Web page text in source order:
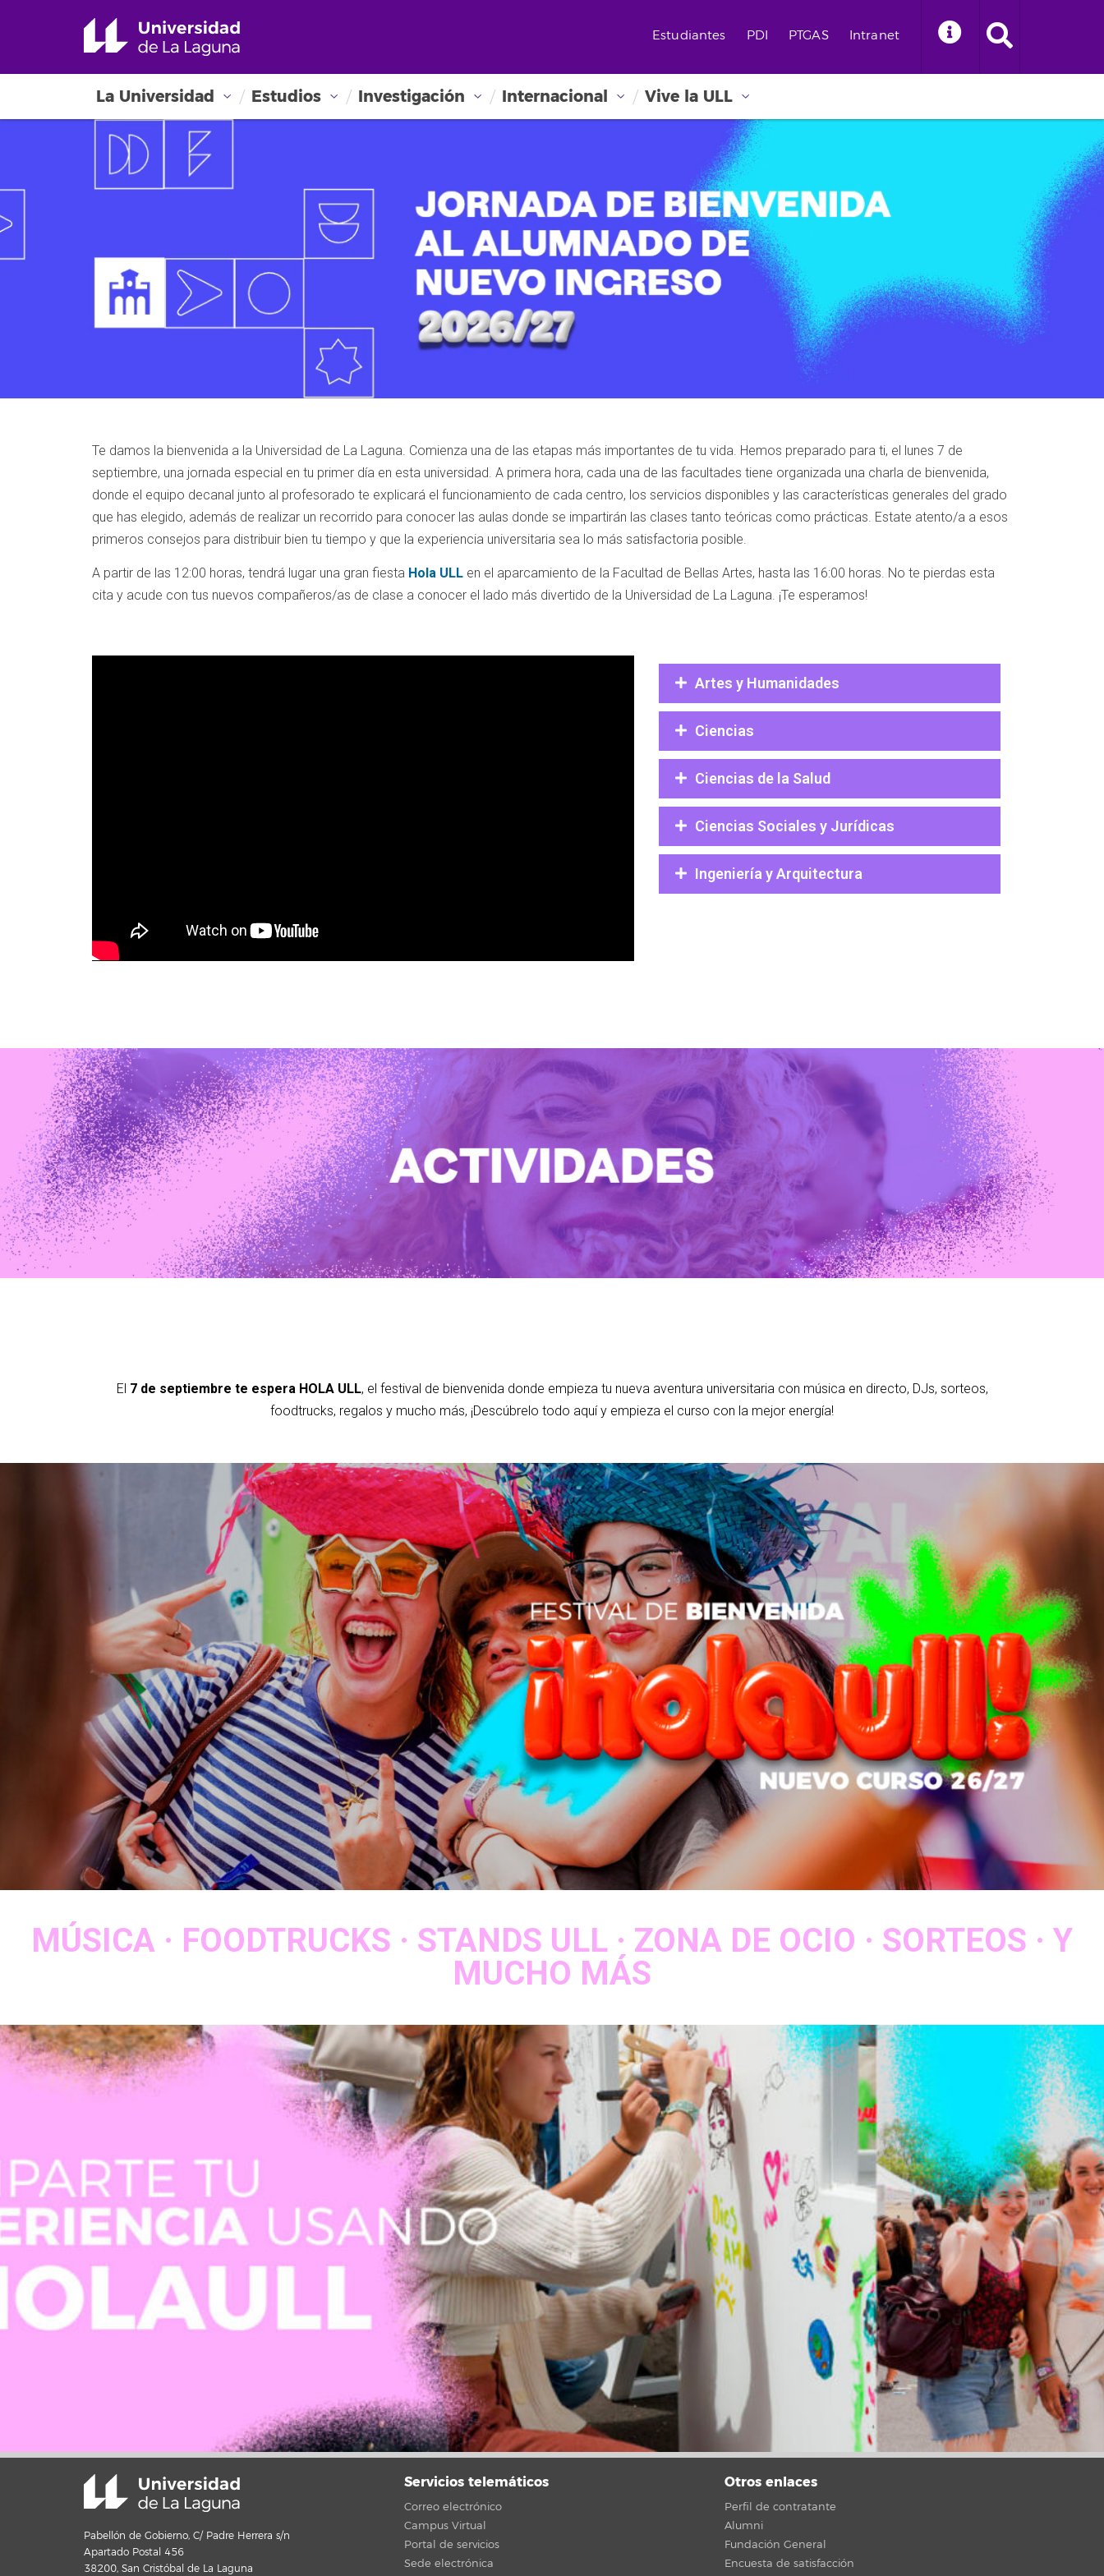
Estudiantes PDI PTGAS Intranet
La Universidad Estudios Investigación Internacional Vive la ULL
Te damos la bienvenida a la Universidad de La Laguna. Comienza una de las etapas más importantes de tu vida. Hemos preparado para ti, el lunes 7 de
septiembre, una jornada especial en tu primer día en esta universidad. A primera hora, cada una de las facultades tiene organizada una charla de bienvenida,
donde el equipo decanal junto al profesorado te explicará el funcionamiento de cada centro, los servicios disponibles y las características generales del grado
que has elegido, además de realizar un recorrido para conocer las aulas donde se impartirán las clases tanto teóricas como prácticas. Estate atento/a a esos
primeros consejos para distribuir bien tu tiempo y que la experiencia universitaria sea lo más satisfactoria posible.
A partir de las 12:00 horas, tendrá lugar una gran fiesta Hola ULL en el aparcamiento de la Facultad de Bellas Artes, hasta las 16:00 horas. No te pierdas esta
cita y acude con tus nuevos compañeros/as de clase a conocer el lado más divertido de la Universidad de La Laguna. ¡Te esperamos!
Artes y Humanidades
Ciencias
Ciencias de la Salud
Ciencias Sociales y Jurídicas
Ingeniería y Arquitectura
El 7 de septiembre te espera HOLA ULL, el festival de bienvenida donde empieza tu nueva aventura universitaria con música en directo, DJs, sorteos,
foodtrucks, regalos y mucho más, ¡Descúbrelo todo aquí y empieza el curso con la mejor energía!
MÚSICA · FOODTRUCKS · STANDS ULL · ZONA DE OCIO · SORTEOS · Y
MUCHO MÁS
Pabellón de Gobierno, C/ Padre Herrera s/n
Apartado Postal 456
38200, San Cristóbal de La Laguna
Servicios telemáticos
Correo electrónico
Campus Virtual
Portal de servicios
Sede electrónica
Otros enlaces
Perfil de contratante
Alumni
Fundación General
Encuesta de satisfacción